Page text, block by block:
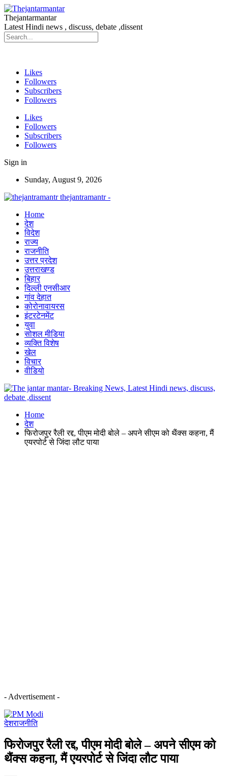
Thejantarmantar
Latest Hindi news , discuss, debate ,dissent
Likes
Followers
Subscribers
Followers
Likes
Followers
Subscribers
Followers
Sign in
Sunday, August 9, 2026
thejantramantr -
Home
देश
विदेश
राज्य
राजनीति
उत्तर प्रदेश
उत्तराखण्ड
बिहार
दिल्ली एनसीआर
गांव देहात
कोरोनावायरस
इंटरटेनमेंट
युवा
सोशल मीडिया
व्यक्ति विशेष
खेल
विचार
वीडियो
Home
देश
फिरोजपुर रैली रद्द, पीएम मोदी बोले – अपने सीएम को थैंक्स कहना, मैं
एयरपोर्ट से जिंदा लौट पाया
- Advertisement -
देशराजनीति
फिरोजपुर रैली रद्द, पीएम मोदी बोले – अपने सीएम को
थैंक्स कहना, मैं एयरपोर्ट से जिंदा लौट पाया